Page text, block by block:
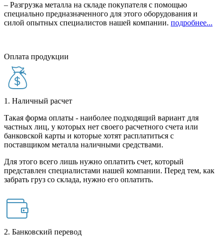
– Разгрузка металла на складе покупателя с помощью
специально предназначенного для этого оборудования и
силой опытных специалистов нашей компании. подробнее...
Оплата продукции
1. Наличный расчет
Такая форма оплаты - наиболее подходящий вариант для
частных лиц, у которых нет своего расчетного счета или
банковской карты и которые хотят расплатиться с
поставщиком металла наличными средствами.
Для этого всего лишь нужно оплатить счет, который
представлен специалистами нашей компании. Перед тем, как
забрать груз со склада, нужно его оплатить.
2. Банковский перевод